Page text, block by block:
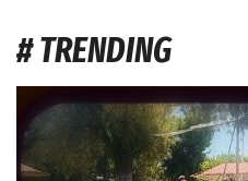
# TRENDING